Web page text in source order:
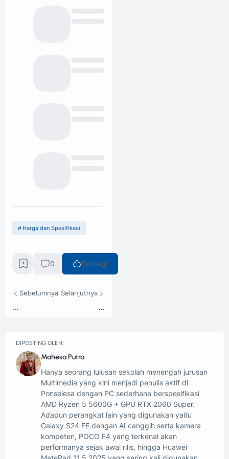
Harga dan Spesifikasi
0 Berbagi
Sebelumnya
...
Selanjutnya
...
DIPOSTING OLEH:
Mahesa Putra
Hanya seorang lulusan sekolah menengah jurusan
Multimedia yang kini menjadi penulis aktif di
Ponselesa dengan PC sederhana berspesifikasi
AMD Ryzen 5 5600G + GPU RTX 2060 Super.
Adapun perangkat lain yang digunakan yaitu
Galaxy S24 FE dengan AI canggih serta kamera
kompeten, POCO F4 yang terkenal akan
performanya sejak awal rilis, hingga Huawei